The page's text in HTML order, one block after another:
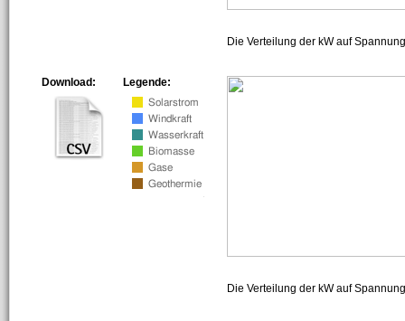
Die Verteilung der kW auf
Legende:
Download:
Die Verteilung der kW auf